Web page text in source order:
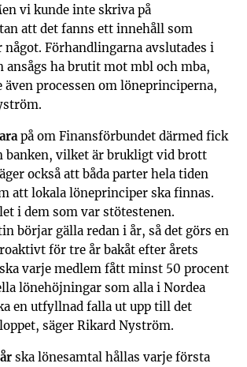
vi kunde inte skriva på
att det fanns ett innehåll som
Förhandlingarna avslutades i
ansågs ha brutit mot mbl och mba,
även processen om löneprinciperna,
på om Finansförbundet därmed fick
banken, vilket är brukligt vid brott
också att båda parter hela tiden
att lokala löneprinciper ska finnas.
i dem som var stötestenen.
börjar gälla redan i år, så det görs en
för tre år bakåt efter årets
varje medlem fått minst 50 procent
lönehöjningar som alla i Nordea
en utfyllnad falla ut upp till det
säger Rikard Nyström.
ska lönesamtal hållas varje första